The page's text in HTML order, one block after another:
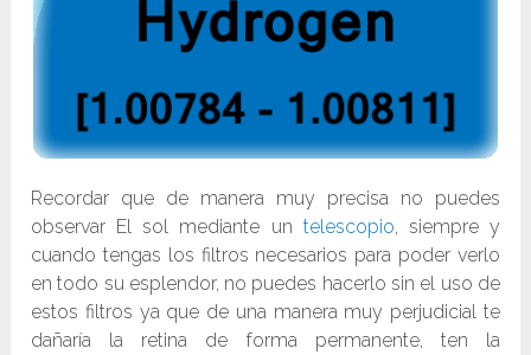
Recordar que de manera muy precisa no puedes
observar El sol mediante un telescopio , siempre y
cuando tengas los filtros necesarios para poder verlo
en todo su esplendor, no puedes hacerlo sin el uso de
estos filtros ya que de una manera muy perjudicial te
dañaría la retina de forma permanente, ten la